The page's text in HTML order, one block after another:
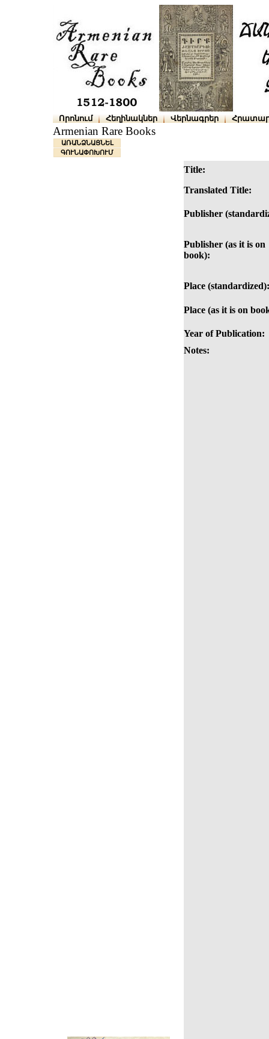
Որոնում Հեղինակներ Վերնագրեր
Armenian Rare Books
ԱՌԱՆՁՆԱՑՆԵԼ
ԳՈՒՆԱՓՈԽՈՒՄ
Title:
Translated Title:
Publisher
Publisher (as it is on
book):
Place (standardized):
Place (as it is on
Year of Publication:
Notes: